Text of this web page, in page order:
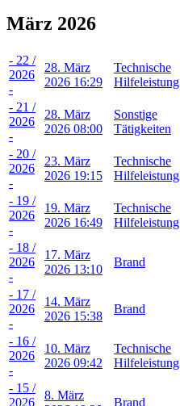
März 2026
- 22 /
2026
-
28. März
2026 16:29
Technische
Hilfeleistung
- 21 /
2026
-
28. März
2026 08:00
Sonstige
Tätigkeiten
- 20 /
2026
-
23. März
2026 19:15
Technische
Hilfeleistung
- 19 /
2026
-
19. März
2026 16:49
Technische
Hilfeleistung
- 18 /
2026
-
17. März
2026 13:10
Brand
- 17 /
2026
-
14. März
2026 15:38
Brand
- 16 /
2026
-
10. März
2026 09:42
Technische
Hilfeleistung
- 15 /
2026
8. März
Brand